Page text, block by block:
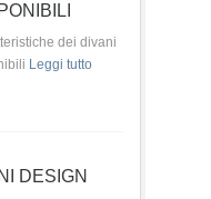
dei divani
Leggi tutto
DESIGN